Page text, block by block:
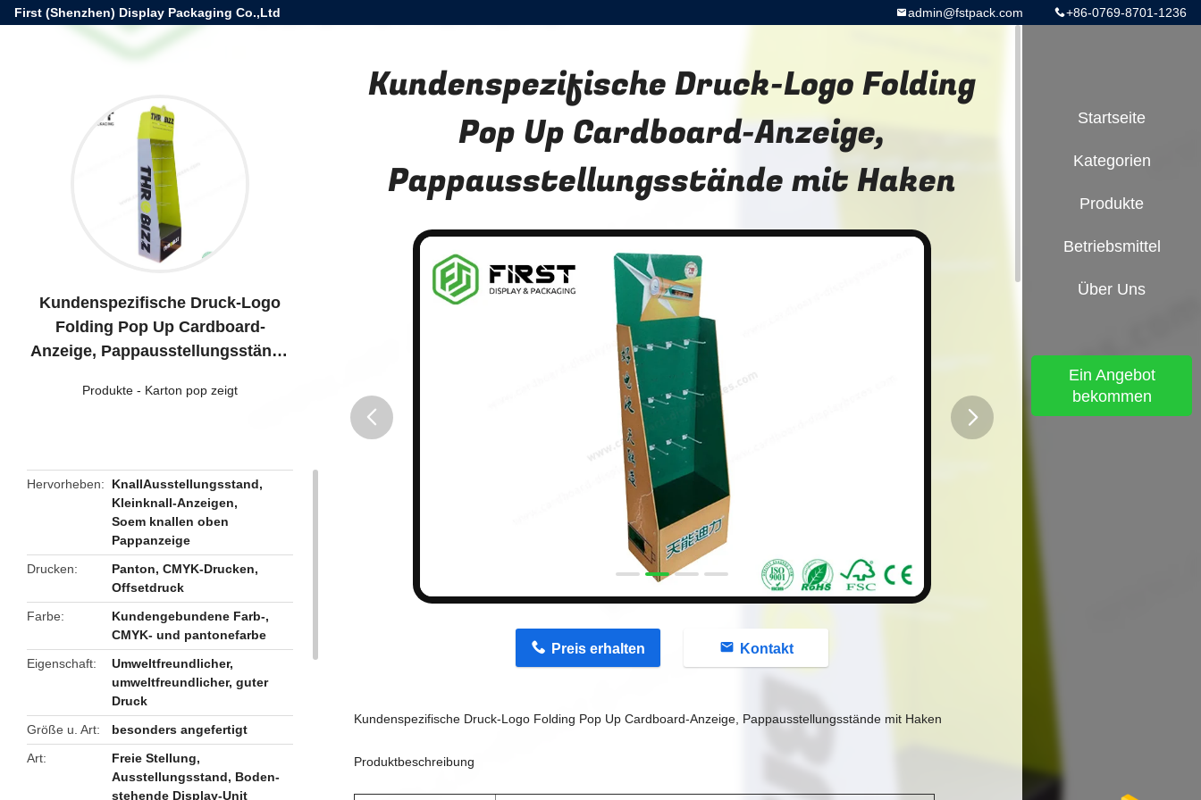
First (Shenzhen) Display Packaging Co.,Ltd +86-0769-8701-1236
admin@fstpack.com
Kundenspezifische Druck-Logo
Folding Pop Up Cardboard-
Anzeige, Pappausstellungsstände
Produkte - Karton pop zeigt
Hervorheben KnallAusstellungsstand,
Kleinknall-Anzeigen,
Soem knallen oben
Pappanzeige
Drucken
Panton, CMYK-Drucken,
Offsetdruck
Farbe
Kundengebundene Farb-,
CMYK- und pantonefarbe
Eigenschaft
Umweltfreundlicher,
umweltfreundlicher, guter
Druck
Größe u. Art
besonders angefertigt
Art
Freie Stellung,
Ausstellungsstand, Boden-
stehende Display-Unit
Kundenspezifische Druck-Logo Folding
Pop Up Cardboard-Anzeige,
Pappausstellungsstände mit Haken
Preis erhalten Kontakt
Kundenspezifische Druck-Logo Folding Pop Up Cardboard-Anzeige, Pappausstellungsstände mit Haken
Produktbeschreibung
Startseite
Kategorien
Produkte
Betriebsmittel
Über Uns
Ein Angebot
bekommen